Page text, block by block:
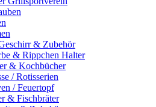
& Zubehör
& Rippchen Halter
& Kochbücher
/ Rotisserien
/ Feuertopf
& Fischbräter